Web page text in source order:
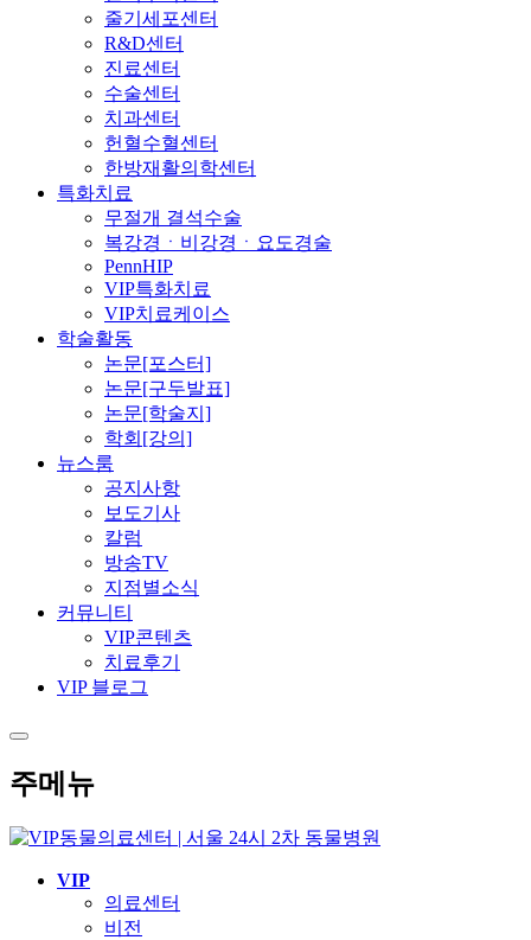
줄기세포센터
R&D센터
진료센터
수술센터
치과센터
헌혈수혈센터
한방재활의학센터
특화치료
무절개 결석수술
복강경ㆍ비강경ㆍ요도경술
PennHIP
VIP특화치료
VIP치료케이스
학술활동
논문[포스터]
논문[구두발표]
논문[학술지]
학회[강의]
뉴스룸
공지사항
보도기사
칼럼
방송TV
지점별소식
커뮤니티
VIP콘텐츠
치료후기
VIP 블로그
주메뉴
VIP
의료센터
비전